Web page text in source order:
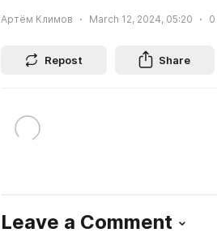
Артём Климов March 12, 2024, 05:20 0
Repost Share
Leave a Comment